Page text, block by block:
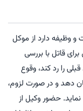
و وظیفه دارد از موکل
قاتل با بررسی
را رد کند، وقوع
دهد و در صورت لزوم،
حضور وکیل از